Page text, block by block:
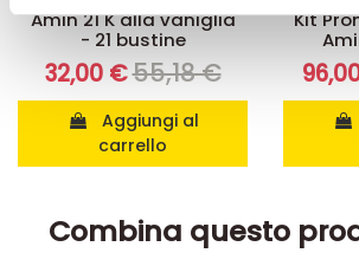
pubblicità e social media, i quali
con altre informazioni che ha fornito
raccolto dal suo utilizzo dei loro servizi.
Amin 21 K alla vaniglia
- 21 bustine
32,00 €55,18 €
carrello
Kit
Combina questo